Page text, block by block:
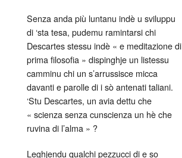
Senza anda più luntanu indè u sviluppu
di ‘sta tesa, pudemu ramintarsi chi
Descartes stessu indè « e meditazione di
prima filosofia » dispinghje un listessu
camminu chi un s’arrussisce micca
davanti e parolle di i sò antenati taliani.
‘Stu Descartes, un avia dettu che
« scienza senza cunscienza un hè che
ruvina di l’alma » ?
Leghjendu qualchi pezzucci di e so